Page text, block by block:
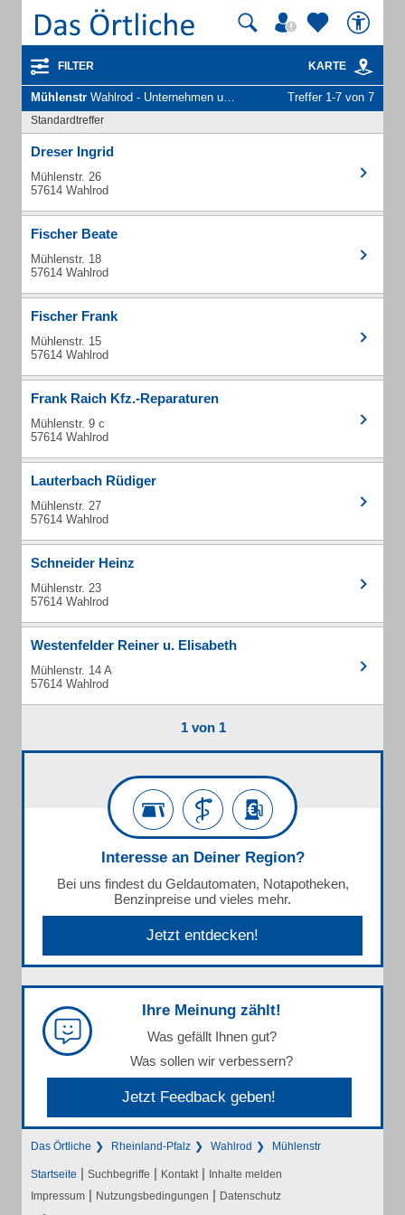
FILTER KARTE
Mühlenstr Wahlrod - Unternehmen und Personen Treffer 1-7 von 7
Standardtreffer
Dreser Ingrid
Mühlenstr. 26
57614 Wahlrod
Fischer Beate
Mühlenstr. 18
57614 Wahlrod
Fischer Frank
Mühlenstr. 15
57614 Wahlrod
Frank Raich Kfz.-Reparaturen
Mühlenstr. 9 c
57614 Wahlrod
Lauterbach Rüdiger
Mühlenstr. 27
57614 Wahlrod
Schneider Heinz
Mühlenstr. 23
57614 Wahlrod
Westenfelder Reiner u. Elisabeth
Mühlenstr. 14 A
57614 Wahlrod
1 von 1
Interesse an Deiner Region?
Bei uns findest du Geldautomaten, Notapotheken,
Benzinpreise und vieles mehr.
Jetzt entdecken!
Ihre Meinung zählt!
Was gefällt Ihnen gut?
Was sollen wir verbessern?
Jetzt Feedback geben!
Das Örtliche Rheinland-Pfalz Wahlrod Mühlenstr
Startseite | Suchbegriffe | Kontakt | Inhalte melden
Impressum | Nutzungsbedingungen | Datenschutz